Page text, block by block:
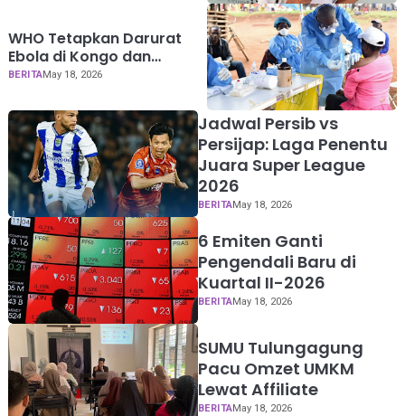
WHO Tetapkan Darurat
Ebola di Kongo dan
Uganda
BERITAMay 18, 2026
Jadwal Persib vs
Persijap: Laga Penentu
Juara Super League
2026
BERITAMay 18, 2026
6 Emiten Ganti
Pengendali Baru di
Kuartal II-2026
BERITAMay 18, 2026
SUMU Tulungagung
Pacu Omzet UMKM
Lewat Affiliate
BERITAMay 18, 2026